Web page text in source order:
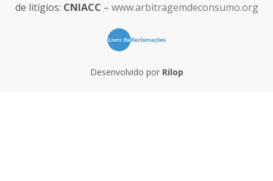
de litígios: CNIACC – www.arbitragemdeconsumo.org
Desenvolvido por Rilop